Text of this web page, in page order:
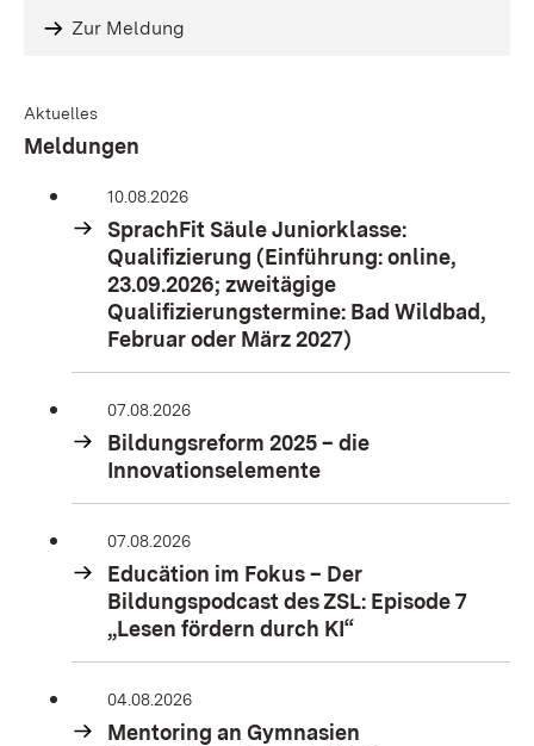
Zur Meldung
Aktuelles
Meldungen
10.08.2026
SprachFit Säule Juniorklasse:
Qualifizierung (Einführung: online,
23.09.2026; zweitägige
Qualifizierungstermine: Bad Wildbad,
Februar oder März 2027)
07.08.2026
Bildungsreform 2025 – die
Innovationselemente
07.08.2026
Educätion im Fokus – Der
Bildungspodcast des ZSL: Episode 7
„Lesen fördern durch KI“
04.08.2026
Mentoring an Gymnasien